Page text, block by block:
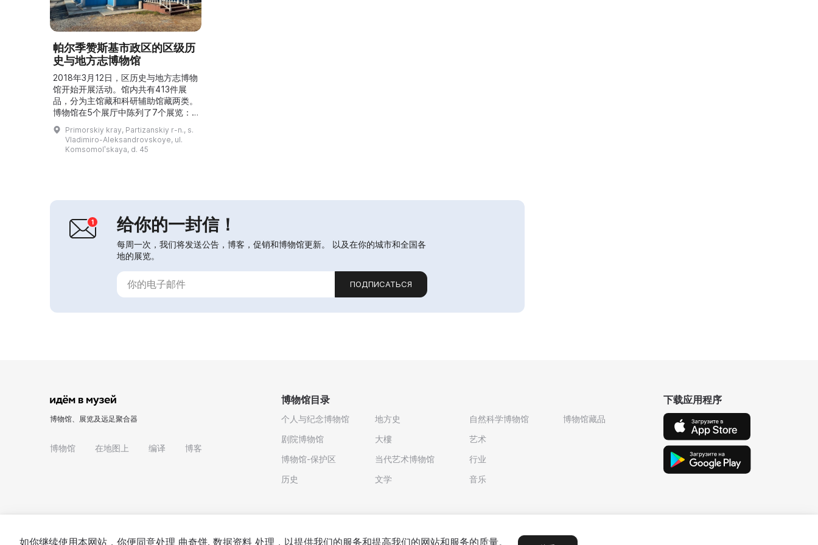
帕尔季赞斯基市政区的区级历
史与地方志博物馆
2018年3月12日，区历史与地方志博物
馆开始开展活动。馆内共有413件展
品，分为主馆藏和科研辅助馆藏两类。
博物馆在5个展厅中陈列了7个展览：
俄罗斯历史展厅、自然展厅、民族志展
厅、洞穴模型和古罗斯历史展厅。用于
创作作品展览的有专门的馆藏。博物馆
Primorskiy kray, Partizanskiy r-n., s.
Vladimiro-Aleksandrovskoye, ul.
Komsomolʹskaya, d. 45
给你的一封信！
每周一次，我们将发送公告，博客，促销和博物馆更新。 以及在你的城市和全国各
地的展览。
ПОДПИСАТЬСЯ
博物馆、展览及远足聚合器
博物馆 在地图上 编译 博客
博物馆目录
个人与纪念博物馆
剧院博物馆
博物馆-保护区
历史
地方史
大樓
当代艺术博物馆
文学
自然科学博物馆
艺术
行业
音乐
博物馆藏品
下载应用程序
如你继续使用本网站，你便同意处理 曲奇饼. 数据资料 处理，以提供我们的服务和提高我们的网站和服务的质量。